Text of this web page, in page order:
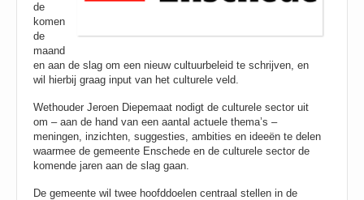
de
komen
de
maand
en aan de slag om een nieuw cultuurbeleid te schrijven, en
wil hierbij graag input van het culturele veld.
Wethouder Jeroen Diepemaat nodigt de culturele sector uit
om – aan de hand van een aantal actuele thema’s –
meningen, inzichten, suggesties, ambities en ideeën te delen
waarmee de gemeente Enschede en de culturele sector de
komende jaren aan de slag gaan.
De gemeente wil twee hoofddoelen centraal stellen in de